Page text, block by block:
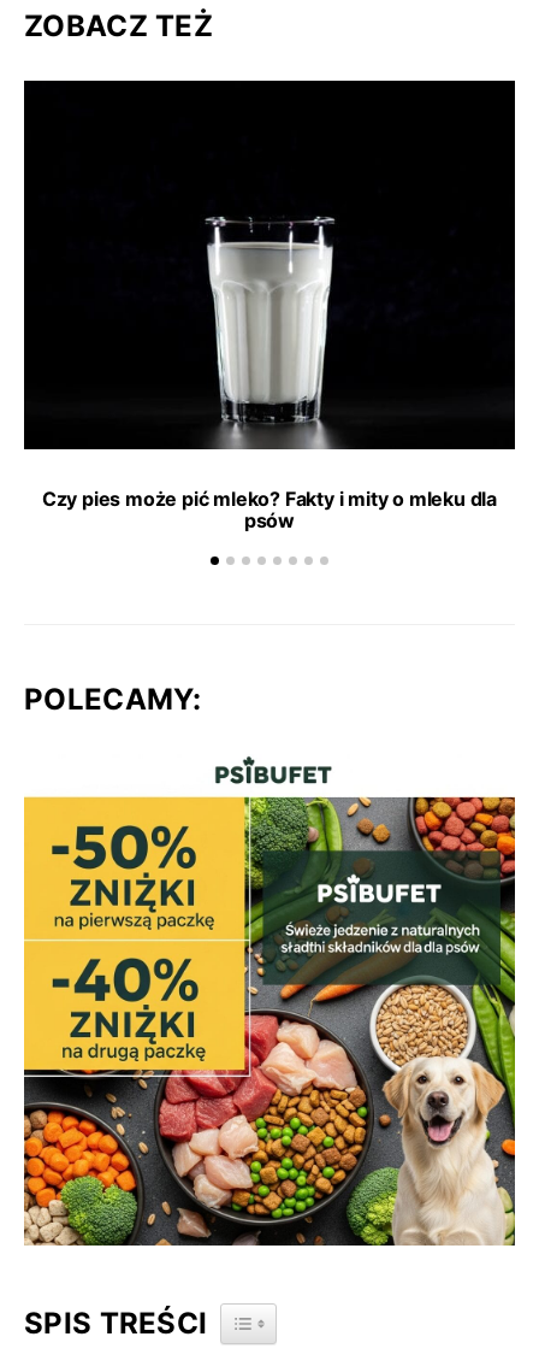
ZOBACZ TEŻ
Czy pies może pić mleko? Fakty i mity o mleku dla
psów
POLECAMY:
SPIS TREŚCI TOGGLE TABLE OF CONTENT